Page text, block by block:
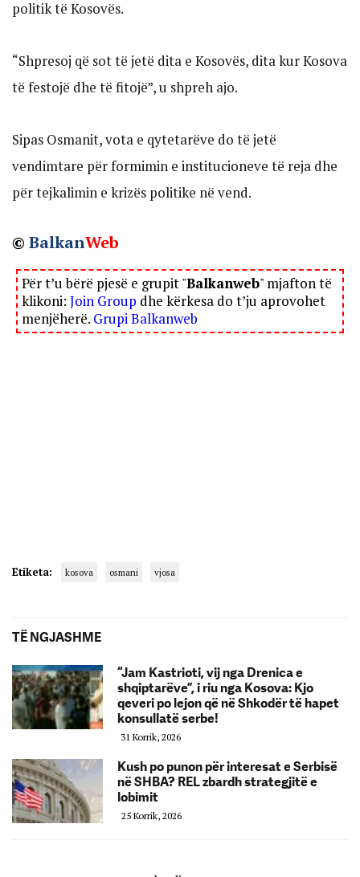
politik të Kosovës.
“Shpresoj që sot të jetë dita e Kosovës, dita kur Kosova
të festojë dhe të fitojë”, u shpreh ajo.
Sipas Osmanit, vota e qytetarëve do të jetë
vendimtare për formimin e institucioneve të reja dhe
për tejkalimin e krizës politike në vend.
© BalkanWeb
Për t’u bërë pjesë e grupit "Balkanweb" mjafton të
klikoni: Join Group dhe kërkesa do t’ju aprovohet
menjëherë. Grupi Balkanweb
Etiketa: kosova osmani vjosa
TË NGJASHME
“Jam Kastrioti, vij nga Drenica e
shqiptarëve”, i riu nga Kosova: Kjo
qeveri po lejon që në Shkodër të hapet
konsullatë serbe!
31 Korrik, 2026
Kush po punon për interesat e Serbisë
në SHBA? REL zbardh strategjitë e
lobimit
25 Korrik, 2026